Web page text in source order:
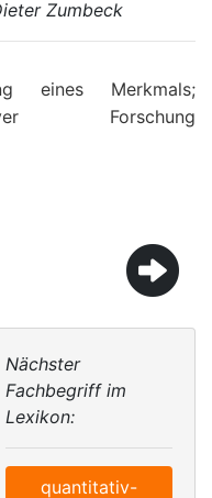
Zumbeck
eines Merkmals;
Forschung
Nächster
Fachbegriff im
Lexikon:
quantitativ-